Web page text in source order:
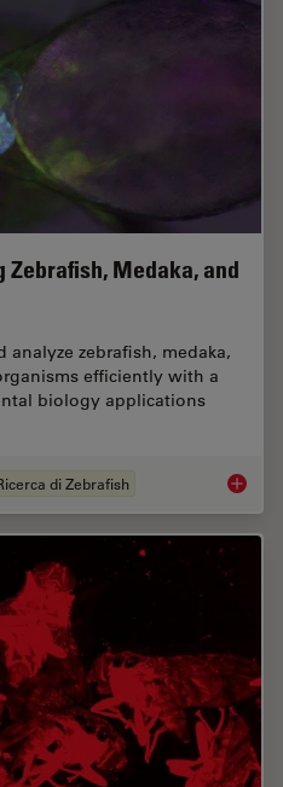
Medaka, and
zebrafish, medaka,
efficiently with a
biology applications
di Zebrafish